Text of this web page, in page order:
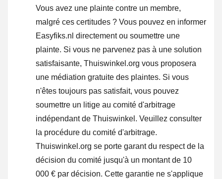
Vous avez une plainte contre un membre,
malgré ces certitudes ? Vous pouvez en informer
Easyfiks.nl directement ou soumettre une
plainte. Si vous ne parvenez pas à une solution
satisfaisante, Thuiswinkel.org vous proposera
une médiation gratuite des plaintes. Si vous
n'êtes toujours pas satisfait, vous pouvez
soumettre un litige au comité d'arbitrage
indépendant de Thuiswinkel. Veuillez consulter
la procédure du comité d'arbitrage.
Thuiswinkel.org se porte garant du respect de la
décision du comité jusqu'à un montant de 10
000 € par décision. Cette garantie ne s'applique